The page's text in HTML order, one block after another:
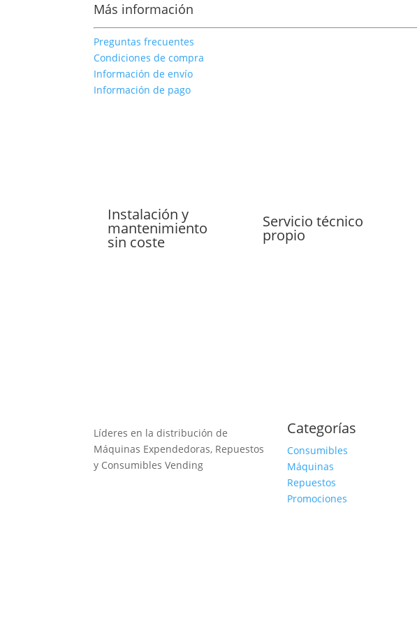
Más información
Preguntas frecuentes
Condiciones de compra
Información de envío
Información de pago
Instalación y
mantenimiento
sin coste
Servicio técnico
propio
Líderes en la distribución de
Máquinas Expendedoras, Repuestos
y Consumibles Vending
Categorías
Consumibles
Máquinas
Repuestos
Promociones